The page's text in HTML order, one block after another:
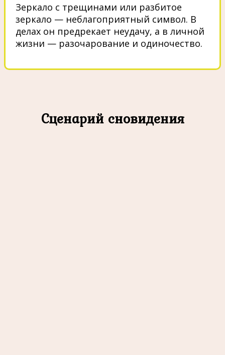
Зеркало с трещинами или разбитое
зеркало — неблагоприятный символ. В
делах он предрекает неудачу, а в личной
жизни — разочарование и одиночество.
Сценарий сновидения